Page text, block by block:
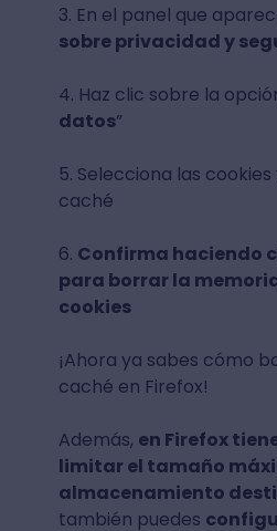
3. En el panel que
sobre privacidad y
4. Haz clic sobre la
datos”
5. Selecciona las
caché
6. Confirma haciendo
para borrar la
cookies
¡Ahora ya sabes cómo
caché en Firefox!
Además, en Firefox
limitar el tamaño
almacenamiento
también puedes